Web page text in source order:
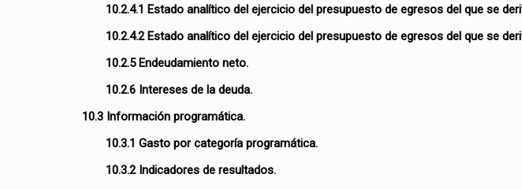
10.2.4.1 Estado analítico del ejercicio del presupuesto de egresos del que se
10.2.4.2 Estado analítico del ejercicio del presupuesto de egresos del que se
10.2.5 Endeudamiento neto.
10.2.6 Intereses de la deuda.
10.3 Información programática.
10.3.1 Gasto por categoría programática.
10.3.2 Indicadores de resultados.